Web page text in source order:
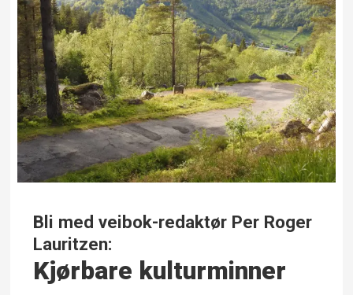
Bli med veibok-redaktør Per Roger
Lauritzen:
Kjørbare kulturminner